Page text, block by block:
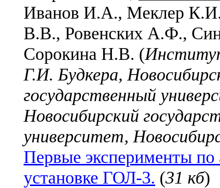
Иванов И.А., Меклер
В.В., Ровенских А.Ф.,
Сорокина Н.В. (
Г.И. Будкера,
государственный
Новосибирский
университет,
Первые эксперименты
установке ГОЛ-3. (31 кб)